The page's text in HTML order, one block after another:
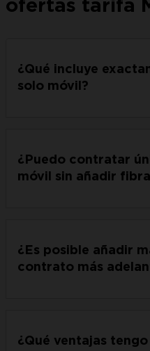
ofertas tarifa
¿Qué incluye
solo móvil?
¿Puedo contratar
móvil sin añadir
¿Es posible añadir
contrato más
¿Qué ventajas